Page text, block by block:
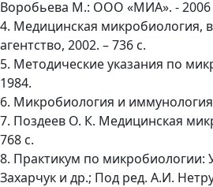
Воробьева М.: ООО «МИА». - 2006
4. Медицинская микробиология,
агентство, 2002. – 736 с.
5. Методические указания по
1984.
6. Микробиология и
7. Поздеев О. К. Медицинская
768 с.
8. Практикум по микробиологии:
Захарчук и др.; Под ред. А.И.